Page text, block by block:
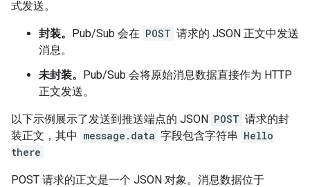
式发送。
封装。 Pub/Sub 会在 POST 请求的 JSON 正文中发送
消息。
未封装。 Pub/Sub 会将原始消息数据直接作为 HTTP
正文发送。
以下示例展示了发送到推送端点的 JSON POST 请求的封
装正文，其中 message.data 字段包含字符串 Hello
there
POST 请求的正文是一个 JSON 对象。消息数据位于